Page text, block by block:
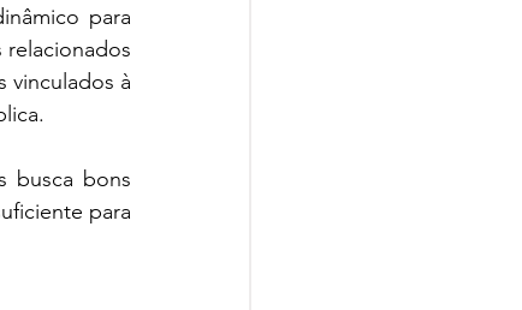
para
vinculados à
busca bons
para